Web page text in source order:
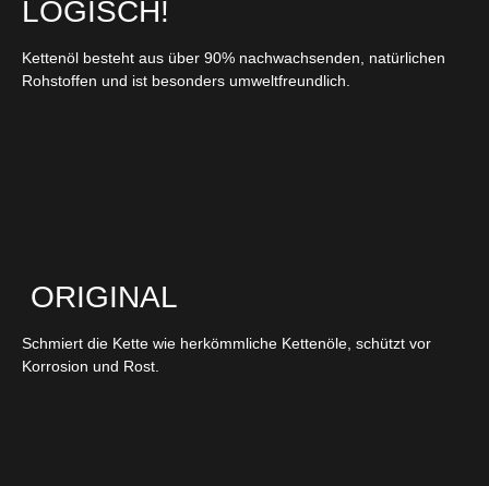
LOGISCH!
Kettenöl besteht aus über 90% nachwachsenden, natürlichen
Rohstoffen und ist besonders umweltfreundlich.
ORIGINAL
Schmiert die Kette wie herkömmliche Kettenöle, schützt vor
Korrosion und Rost.